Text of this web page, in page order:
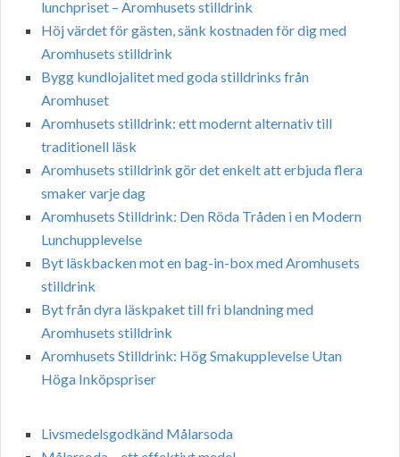
lunchpriset – Aromhusets stilldrink
Höj värdet för gästen, sänk kostnaden för dig med
Aromhusets stilldrink
Bygg kundlojalitet med goda stilldrinks från
Aromhuset
Aromhusets stilldrink: ett modernt alternativ till
traditionell läsk
Aromhusets stilldrink gör det enkelt att erbjuda flera
smaker varje dag
Aromhusets Stilldrink: Den Röda Tråden i en Modern
Lunchupplevelse
Byt läskbacken mot en bag-in-box med Aromhusets
stilldrink
Byt från dyra läskpaket till fri blandning med
Aromhusets stilldrink
Aromhusets Stilldrink: Hög Smakupplevelse Utan
Höga Inköpspriser
Livsmedelsgodkänd Målarsoda